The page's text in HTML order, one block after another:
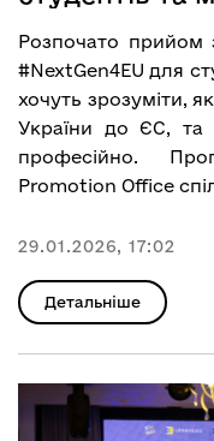
Pозпочато прийом
#NextGen4EU для
хочуть зрозуміти,
України до ЄС, та
професійно.
Promotion Office
29.01.2026, 17:02
Детальніше